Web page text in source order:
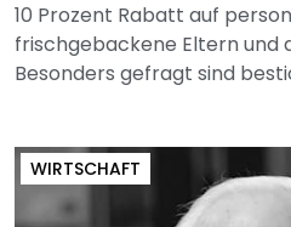
10 Prozent Rabatt auf
frischgebackene Eltern und
Besonders gefragt sind
WIRTSCHAFT